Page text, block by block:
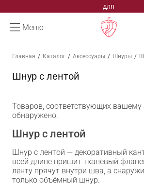
для
Меню
Главная / Каталог / Аксессуары / Шнуры /
Шнур с лентой
Товаров, соответствующих вашему
обнаружено.
Шнур с лентой
Шнур с лентой — декоративный
всей длине пришит тканевый
ленту прячут внутри шва, а
только объёмный шнур.